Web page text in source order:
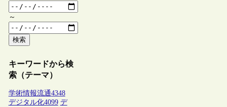
～
検索
キーワードから検
索（テーマ）
学術情報流通4348
デジタル化4099 デ